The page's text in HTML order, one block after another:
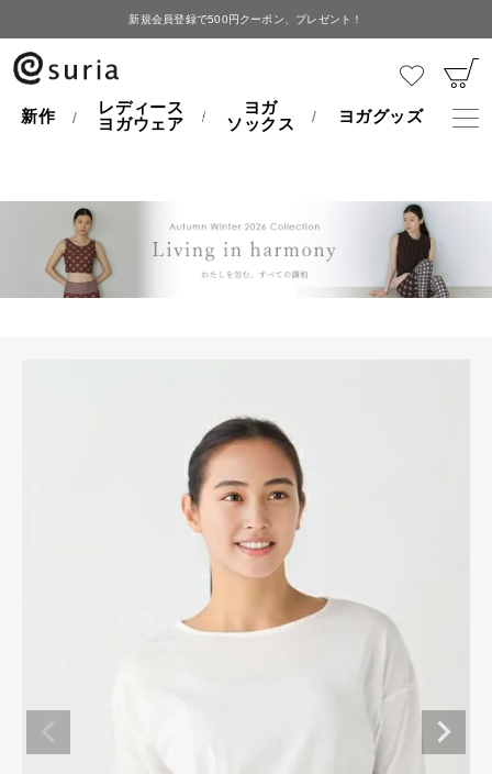
新規会員登録で500円クーポン、プレゼント！
新作
レディース
ヨガウェア
ヨガ
ソックス
ヨガグッズ